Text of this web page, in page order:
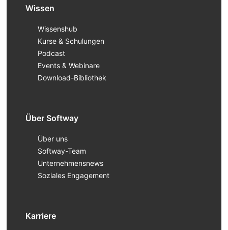
Wissen
Wissenshub
Kurse & Schulungen
Podcast
Events & Webinare
Download-Bibliothek
Über Softway
Über uns
Softway-Team
Unternehmensnews
Soziales Engagement
Karriere